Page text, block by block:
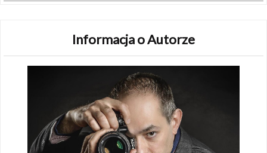
Informacja o Autorze